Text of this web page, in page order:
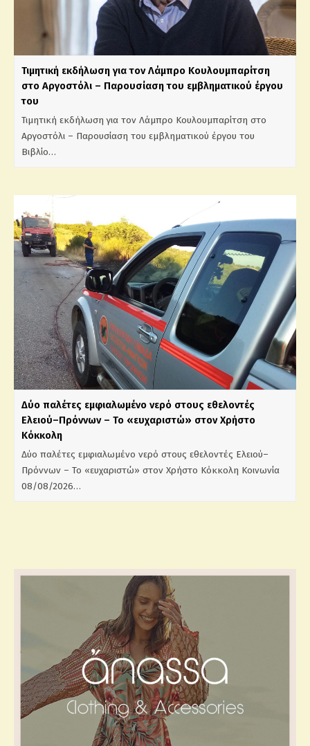
Τιμητική εκδήλωση για τον Λάμπρο Κουλουμπαρίτση
στο Αργοστόλι – Παρουσίαση του εμβληματικού έργου
του
Τιμητική εκδήλωση για τον Λάμπρο Κουλουμπαρίτση στο
Αργοστόλι – Παρουσίαση του εμβληματικού έργου του
Βιβλίο…
Δύο παλέτες εμφιαλωμένο νερό στους εθελοντές
Ελειού–Πρόννων – Το «ευχαριστώ» στον Χρήστο
Κόκκολη
Δύο παλέτες εμφιαλωμένο νερό στους εθελοντές Ελειού–
Πρόννων – Το «ευχαριστώ» στον Χρήστο Κόκκολη Κοινωνία
08/08/2026…